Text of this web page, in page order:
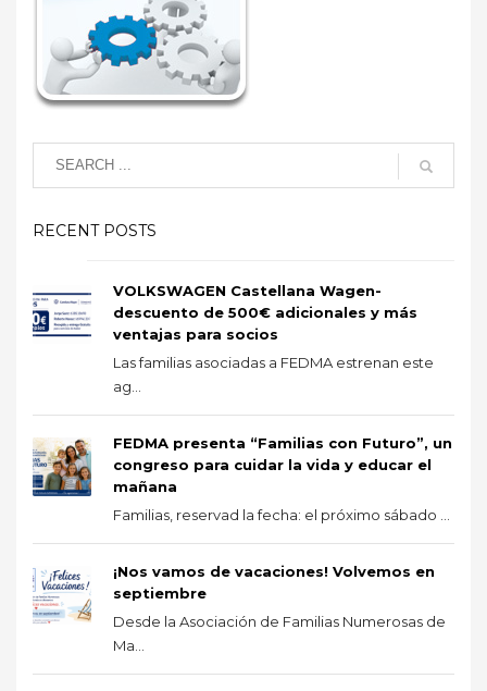
RECENT POSTS
VOLKSWAGEN Castellana Wagen-
descuento de 500€ adicionales y más
ventajas para socios
Las familias asociadas a FEDMA estrenan este
ag...
FEDMA presenta “Familias con Futuro”, un
congreso para cuidar la vida y educar el
mañana
Familias, reservad la fecha: el próximo sábado ...
¡Nos vamos de vacaciones! Volvemos en
septiembre
Desde la Asociación de Familias Numerosas de
Ma...